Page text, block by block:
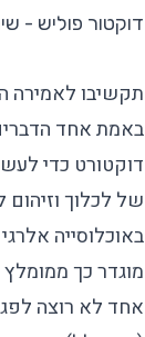
דוקטור פוליש -
תקשיבו לאמירה
באמת אחד
דוקטורט כדי
של לכלוך וזיהום
באוכלוסייה
מוגדר כך ממומלץ
אחד לא רוצה